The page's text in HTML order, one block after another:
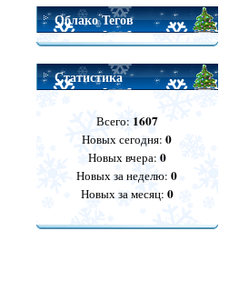
Облако Тегов
Статистика
Всего: 1607
Новых сегодня:0
Новых вчера: 0
Новых за неделю:0
Новых за месяц: 0